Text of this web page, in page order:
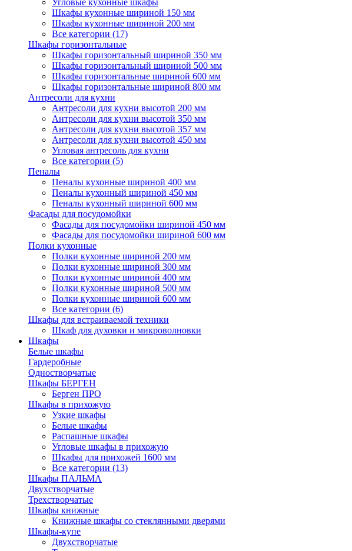
Угловые кухонные шкафы
Шкафы кухонные шириной 150 мм
Шкафы кухонные шириной 200 мм
Все категории (17)
Шкафы горизонтальные
Шкафы горизонтальный шириной 350 мм
Шкафы горизонтальный шириной 500 мм
Шкафы горизонтальные шириной 600 мм
Шкафы горизонтальные шириной 800 мм
Антресоли для кухни
Антресоли для кухни высотой 200 мм
Антресоли для кухни высотой 350 мм
Антресоли для кухни высотой 357 мм
Антресоли для кухни высотой 450 мм
Угловая антресоль для кухни
Все категории (5)
Пеналы
Пеналы кухонные шириной 400 мм
Пеналы кухонный шириной 450 мм
Пеналы кухонный шириной 600 мм
Фасады для посудомойки
Фасады для посудомойки шириной 450 мм
Фасады для посудомойки шириной 600 мм
Полки кухонные
Полки кухонные шириной 200 мм
Полки кухонные шириной 300 мм
Полки кухонные шириной 400 мм
Полки кухонные шириной 500 мм
Полки кухонные шириной 600 мм
Все категории (6)
Шкафы для встраиваемой техники
Шкаф для духовки и микроволновки
Шкафы
Белые шкафы
Гардеробные
Одностворчатые
Шкафы БЕРГЕН
Берген ПРО
Шкафы в прихожую
Узкие шкафы
Белые шкафы
Распашные шкафы
Угловые шкафы в прихожую
Шкафы для прихожей 1600 мм
Все категории (13)
Шкафы ПАЛЬМА
Двухстворчатые
Трехстворчатые
Шкафы книжные
Книжные шкафы со стеклянными дверями
Шкафы-купе
Двухстворчатые